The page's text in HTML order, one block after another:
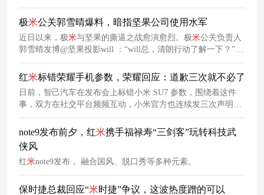
极米公关郭雪晴爆料，暗指坚果公司使用水军
近日以来，极米与坚果的撕逼之战愈演愈烈。极米公关负责人
郭雪晴发博@坚果投影will ：“will总，清朗行动了解一下？”配
图是大量娱乐账号带话题发表支持坚果投影的言论，暗指坚果
公司使用水军。
红米标错荣耀手机参数，荣耀回应：道歉三次就不必了
日前，智己汽车在发布会上标错小米 SU7 参数，围绕着这件
事，双方在社交平台频频互动，小米官方也连续发三次声明要
求智己汽车官方道歉，智己汽车也反复进行公关回应。看到这
一幕的网友坐不住了，玩梗称应该让小米方面道歉三次。对
此，荣耀产品经理@骁龙_XL发微博回应称，有朋友已经告知
自己，说可以让友
荣耀CMO姜海荣也转发该微博并表示，网上很多伪造的荣耀督
促友商道歉的公告，都是PS的。
note9发布前夕，红米携手福禄寿“三剑客”玩转科技武
侠风
红米note9发布， 融合国风、脱口秀等多种元素。
保时捷总裁回应“米时捷”争议，这波热度蹭的可以